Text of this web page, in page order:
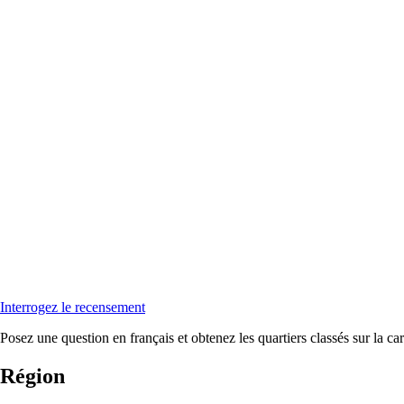
Interrogez le recensement
Posez une question en français et obtenez les quartiers classés sur la
Région